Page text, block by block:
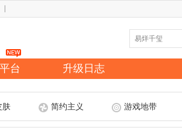
台 升级日志
肤 简约主义 游戏地带